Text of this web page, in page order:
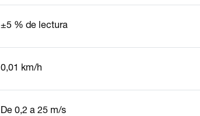
±5 % de lectura
0,01 km/h
De 0,2 a 25 m/s